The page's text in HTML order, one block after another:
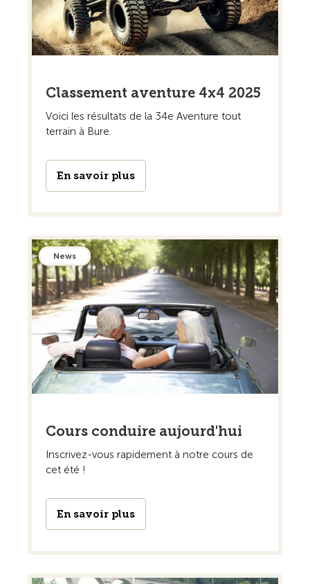
Classement aventure 4x4 2025
Voici les résultats de la 34e Aventure tout
terrain à Bure.
En savoir plus
News
Cours conduire aujourd'hui
Inscrivez-vous rapidement à notre cours de
cet été !
En savoir plus